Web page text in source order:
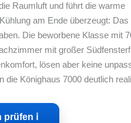
Raumluft und führt die warme
am Ende überzeugt:
Die beworbene Klasse mit
mit großer
lösen aber keine
Könighaus 7000 deutlich
ℹ︎